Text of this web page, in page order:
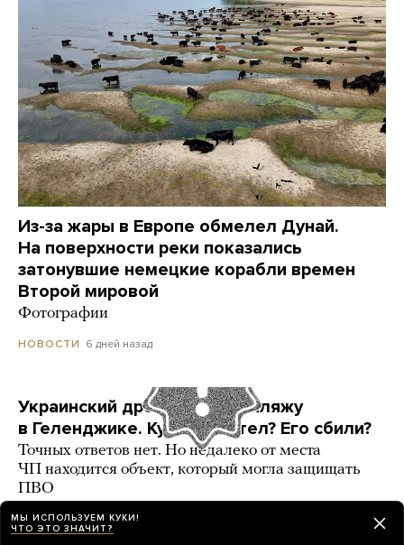
Из-за жары в Европе обмелел Дунай.
На поверхности реки показались
затонувшие немецкие корабли времен
Второй мировой
Фотографии
НОВОСТИ 6 дней назад
Украинский дрон попал по пляжу
в Геленджике. Куда он летел? Его сбили?
Точных ответов нет. Но недалеко от места
ЧП находится объект, который могла защищать
ПВО
РАЗБОР 3 карточки
МЫ ИСПОЛЬЗУЕМ КУКИ!
ЧТО ЭТО ЗНАЧИТ?